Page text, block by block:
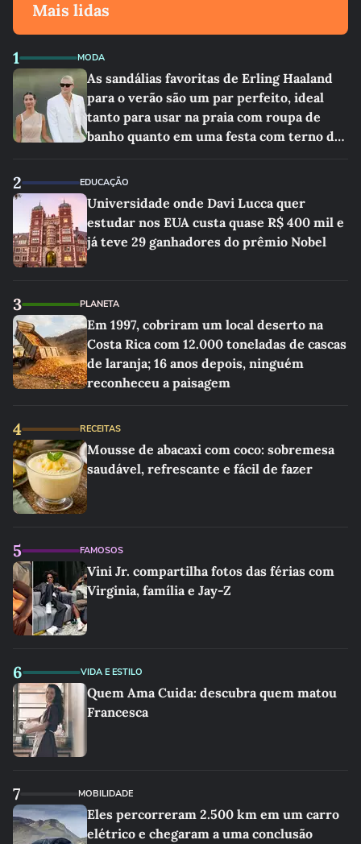
Mais lidas
1 MODA
As sandálias favoritas de Erling Haaland
para o verão são um par perfeito, ideal
tanto para usar na praia com roupa de
banho quanto em uma festa com terno de
2 EDUCAÇÃO
Universidade onde Davi Lucca quer
estudar nos EUA custa quase R$ 400 mil e
já teve 29 ganhadores do prêmio Nobel
3 PLANETA
Em 1997, cobriram um local deserto na
Costa Rica com 12.000 toneladas de cascas
de laranja; 16 anos depois, ninguém
reconheceu a paisagem
4 RECEITAS
Mousse de abacaxi com coco: sobremesa
saudável, refrescante e fácil de fazer
5 FAMOSOS
Vini Jr. compartilha fotos das férias com
Virginia, família e Jay-Z
6 VIDA E ESTILO
Quem Ama Cuida: descubra quem matou
Francesca
7 MOBILIDADE
Eles percorreram 2.500 km em um carro
elétrico e chegaram a uma conclusão